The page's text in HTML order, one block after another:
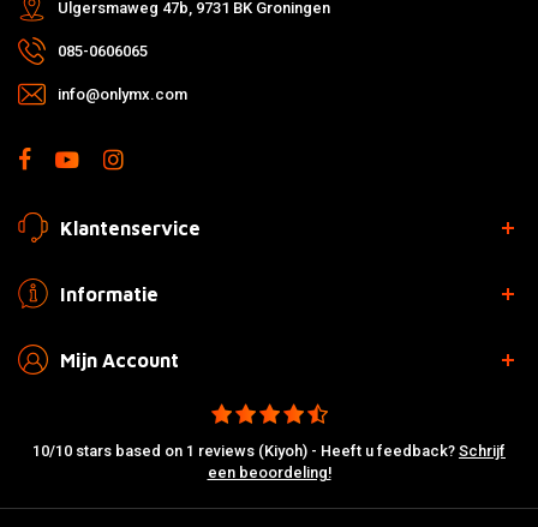
Ulgersmaweg 47b, 9731 BK Groningen
085-0606065
info@onlymx.com
Klantenservice
Informatie
Mijn Account
10/10 stars based on 1 reviews (Kiyoh) - Heeft u feedback? Schrijf
een beoordeling!